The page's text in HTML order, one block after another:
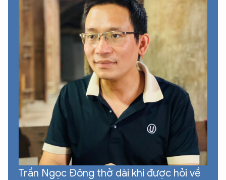
Trần Ngọc Đông thở dài khi được hỏi về